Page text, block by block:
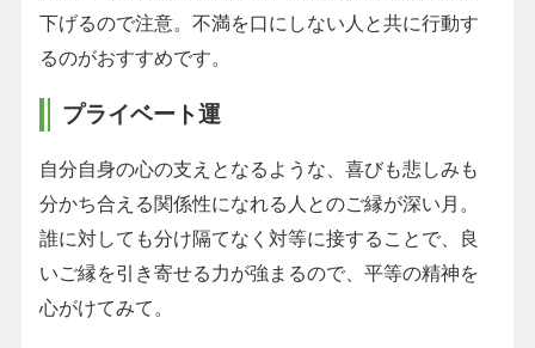
下げるので注意。不満を口にしない人と共に行動す
るのがおすすめです。
プライベート運
自分自身の心の支えとなるような、喜びも悲しみも
分かち合える関係性になれる人とのご縁が深い月。
誰に対しても分け隔てなく対等に接することで、良
いご縁を引き寄せる力が強まるので、平等の精神を
心がけてみて。